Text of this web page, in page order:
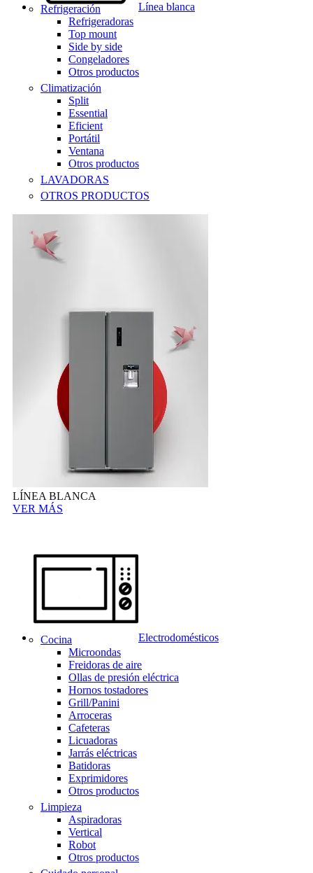
Línea blanca
Refrigeración
Refrigeradoras
Top mount
Side by side
Congeladores
Otros productos
Climatización
Split
Essential
Eficient
Portátil
Ventana
Otros productos
LAVADORAS
OTROS PRODUCTOS
LÍNEA BLANCA
VER MÁS
Electrodomésticos
Cocina
Microondas
Freidoras de aire
Ollas de presión eléctrica
Hornos tostadores
Grill/Panini
Arroceras
Cafeteras
Licuadoras
Jarrás eléctricas
Batidoras
Exprimidores
Otros productos
Limpieza
Aspiradoras
Vertical
Robot
Otros productos